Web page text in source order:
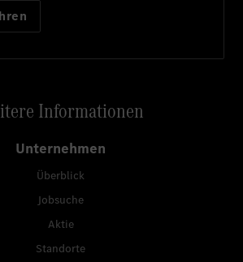
Informationen
Unternehmen
Überblick
Jobsuche
Aktie
Standorte